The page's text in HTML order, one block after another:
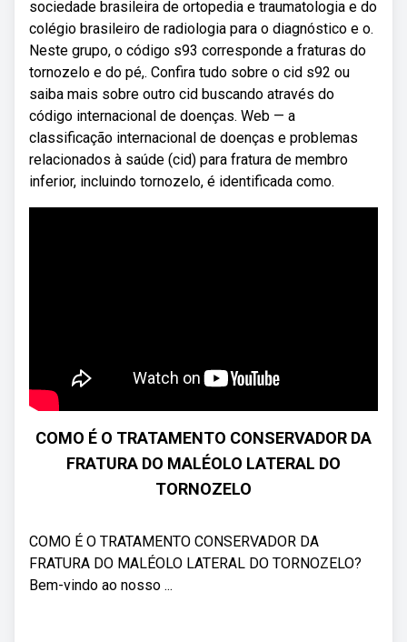
sociedade brasileira de ortopedia e traumatologia e do
colégio brasileiro de radiologia para o diagnóstico e o.
Neste grupo, o código s93 corresponde a fraturas do
tornozelo e do pé,. Confira tudo sobre o cid s92 ou
saiba mais sobre outro cid buscando através do
código internacional de doenças. Web — a
classificação internacional de doenças e problemas
relacionados à saúde (cid) para fratura de membro
inferior, incluindo tornozelo, é identificada como.
COMO É O TRATAMENTO CONSERVADOR DA
FRATURA DO MALÉOLO LATERAL DO
TORNOZELO
COMO É O TRATAMENTO CONSERVADOR DA
FRATURA DO MALÉOLO LATERAL DO TORNOZELO?
Bem-vindo ao nosso ...